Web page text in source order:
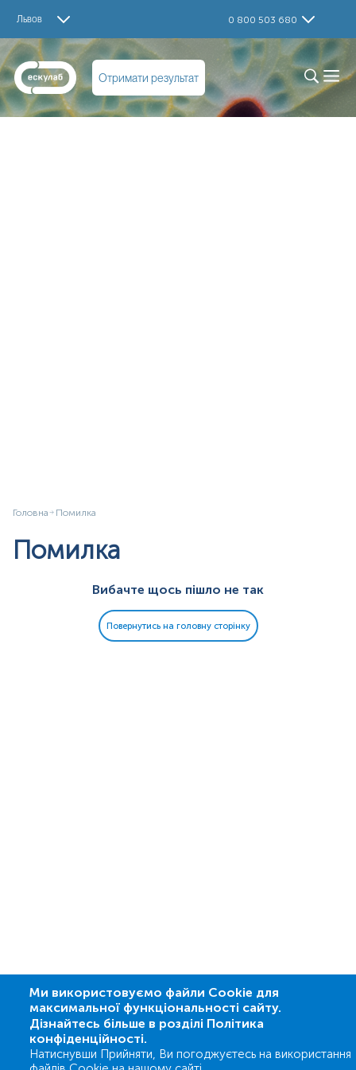
Львов 0 800 503 680
Отримати результат
Головна Помилка
Помилка
Вибачте щось пішло не так
Повернутись на головну сторінку
Ми використовуємо файли Cookie для
максимальної функціональності сайту.
Дізнайтесь більше в розділі Політика
конфіденційності.
Натиснувши Прийняти, Ви погоджуєтесь на використання